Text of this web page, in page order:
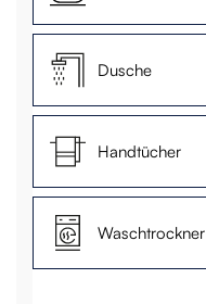
Dusche
Handtücher
Waschtrockner